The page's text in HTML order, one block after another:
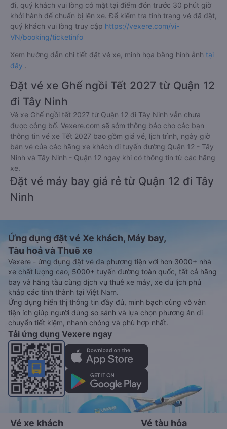
đi, quý khách vui lòng có mặt tại điểm đón trước 30 phút giờ
khởi hành để chuẩn bị lên xe. Để kiểm tra tình trạng vé đã đặt,
quý khách vui lòng truy cập https://vexere.com/vi-
VN/booking/ticketinfo
Xem hướng dẫn chi tiết đặt vé xe, minh họa bằng hình ảnh tại
đây .
Đặt vé xe Ghế ngồi Tết 2027 từ Quận 12
đi Tây Ninh
Vé xe Ghế ngồi tết 2027 từ Quận 12 đi Tây Ninh vẫn chưa
được công bố. Vexere.com sẽ sớm thông báo cho các bạn
thông tin vé xe Tết 2027 bao gồm giá vé, lịch trình, ngày giờ
bán vé của các hãng xe khách đi tuyến đường Quận 12 - Tây
Ninh và Tây Ninh - Quận 12 ngay khi có thông tin từ các hãng
xe.
Đặt vé máy bay giá rẻ từ Quận 12 đi Tây
Ninh
Ứng dụng đặt vé Xe khách, Máy bay,
Tàu hoả và Thuê xe
Vexere - ứng dụng đặt vé đa phương tiện với hơn 3000+ nhà
xe chất lượng cao, 5000+ tuyến đường toàn quốc, tất cả hãng
bay và hãng tàu cùng dịch vụ thuê xe máy, xe du lịch phủ
khắp các tỉnh thành tại Việt Nam.
Ứng dụng hiển thị thông tin đầy đủ, minh bạch cùng vô vàn
tiện ích giúp người dùng so sánh và lựa chọn phương án di
chuyển tiết kiệm, nhanh chóng và phù hợp nhất.
Tải ứng dụng Vexere ngay
Vé xe khách Vé tàu hỏa